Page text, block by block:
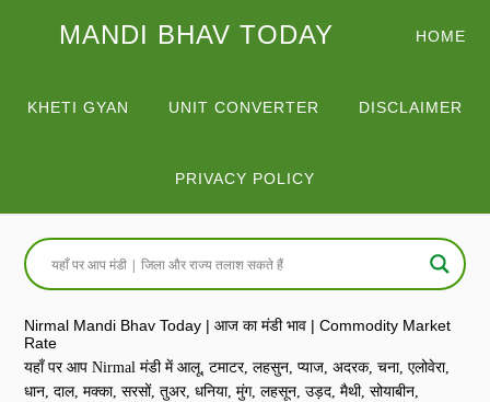
MANDI BHAV TODAY HOME
KHETI GYAN UNIT CONVERTER DISCLAIMER
PRIVACY POLICY
Nirmal Mandi Bhav Today | आज का मंडी भाव | Commodity Market
Rate
यहाँ पर आप Nirmal मंडी में आलू, टमाटर, लहसुन, प्याज, अदरक, चना, एलोवेरा,
धान, दाल, मक्का, सरसों, तुअर, धनिया, मुंग, लहसून, उड़द, मैथी, सोयाबीन,